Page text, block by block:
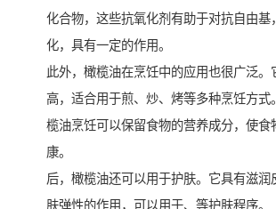
化合物，这些抗氧化剂有助于对抗自由基
化，具有一定的作用。
此外，橄榄油在烹饪中的应用也很广泛。
高，适合用于煎、炒、烤等多种烹饪方式
榄油烹饪可以保留食物的营养成分，使食
康。
后，橄榄油还可以用于护肤。它具有滋润
肤弹性的作用，可以用于、等护肤程序。